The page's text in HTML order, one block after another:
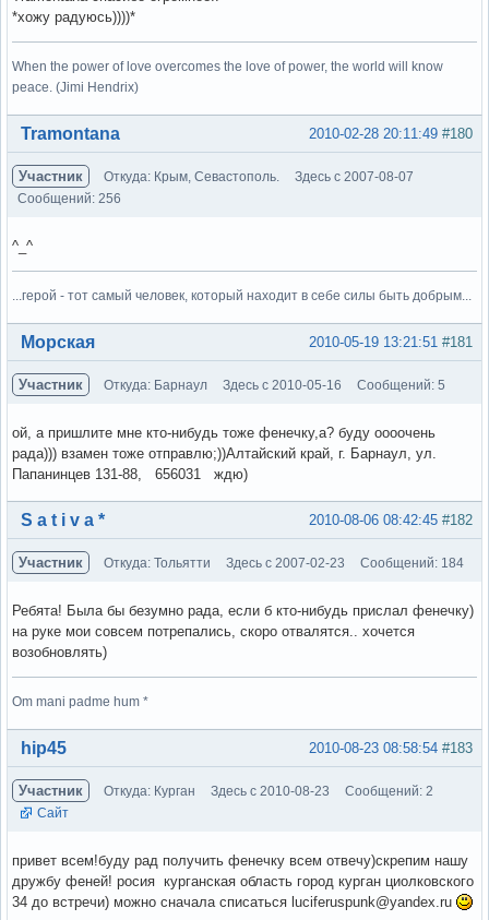
*хожу радуюсь))))*
When the power of love overcomes the love of power, the world will know
peace. (Jimi Hendrix)
Вне форума #180
2010-02-28 20:11:49
Tramontana
Участник Откуда: Крым, Севастополь.
Здесь с 2007-08-07
Сообщений: 256
^_^
...герой - тот самый человек, который находит в себе силы быть добрым...
Вне форума #181
2010-05-19 13:21:51
Морская
Участник Откуда: Барнаул Здесь с 2010-05-16 Сообщений: 5
ой, а пришлите мне кто-нибудь тоже фенечку,а? буду оооочень
рада))) взамен тоже отправлю;))Алтайский край, г. Барнаул, ул.
Папанинцев 131-88, 656031 ждю)
Вне форума #182
2010-08-06 08:42:45
S a t i v a *
Участник Откуда: Тольятти Здесь с 2007-02-23 Сообщений: 184
Ребята! Была бы безумно рада, если б кто-нибудь прислал фенечку)
на руке мои совсем потрепались, скоро отвалятся.. хочется
возобновлять)
Om mani padme hum *
Вне форума #183
2010-08-23 08:58:54
hip45
Участник Откуда: Курган Здесь с 2010-08-23
Сообщений: 2
Сайт
привет всем!буду рад получить фенечку всем отвечу)скрепим нашу
дружбу феней! росия курганская область город курган циолковского
34 до встречи) можно сначала списаться luciferuspunk@yandex.ru